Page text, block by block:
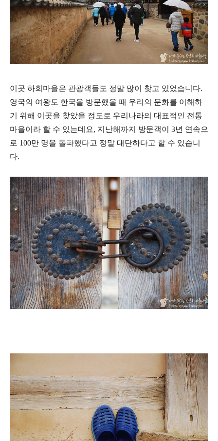
이곳 하회마을은 관광객들도 정말 많이 찾고 있었습니다.
영국의 여왕도 한국을 방문했을 때 우리의 문화를 이해하
기 위해 이곳을 찾았을 정도로 우리나라의 대표적인 전통
마을이라 할 수 있는데요, 지난해까지 방문객이 3년 연속으
로 100만 명을 돌파했다고 정말 대단하다고 할 수 있습니
다.